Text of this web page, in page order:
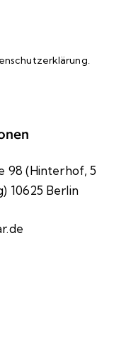
.
98 (Hinterhof, 5
10625 Berlin